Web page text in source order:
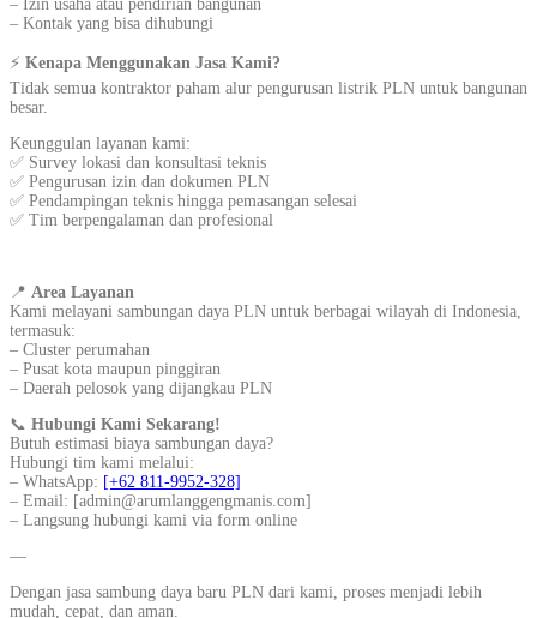
– Izin usaha atau pendirian bangunan
– Kontak yang bisa dihubungi
⚡ Kenapa Menggunakan Jasa Kami?
Tidak semua kontraktor paham alur pengurusan listrik PLN untuk bangunan
besar.
Keunggulan layanan kami:
✅ Survey lokasi dan konsultasi teknis
✅ Pengurusan izin dan dokumen PLN
✅ Pendampingan teknis hingga pemasangan selesai
✅ Tim berpengalaman dan profesional
📍 Area Layanan
Kami melayani sambungan daya PLN untuk berbagai wilayah di Indonesia,
termasuk:
– Cluster perumahan
– Pusat kota maupun pinggiran
– Daerah pelosok yang dijangkau PLN
📞 Hubungi Kami Sekarang!
Butuh estimasi biaya sambungan daya?
Hubungi tim kami melalui:
– WhatsApp: [+62 811-9952-328]
– Email: [admin@arumlanggengmanis.com]
– Langsung hubungi kami via form online
—
Dengan jasa sambung daya baru PLN dari kami, proses menjadi lebih
mudah, cepat, dan aman.